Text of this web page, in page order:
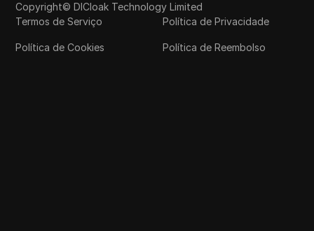
Copyright© DICloak Technology Limited
Termos de Serviço
Política de Privacidade
Política de Cookies Política de Reembolso